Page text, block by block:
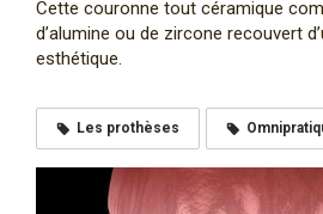
Cette couronne tout céramique
d’alumine ou de zircone recouvert
esthétique.
Les prothèses